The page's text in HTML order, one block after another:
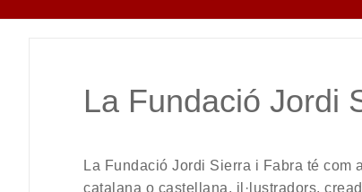
La Fundació Jordi
La Fundació Jordi Sierra i Fabra té com
catalana o castellana, il·lustradors,